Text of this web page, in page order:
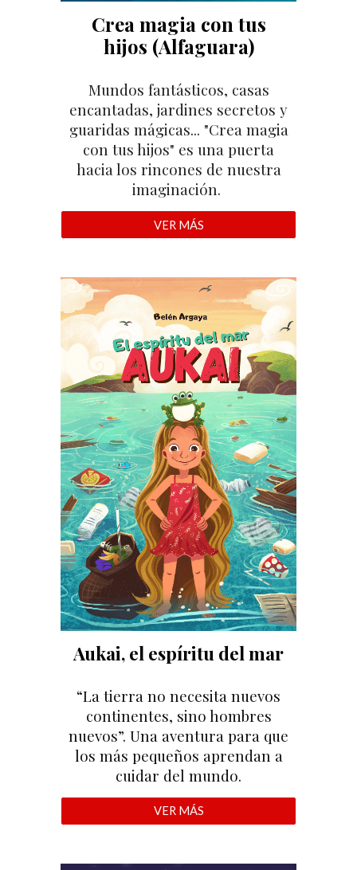
Crea magia con tus
hijos (Alfaguara)
Mundos fantásticos, casas
encantadas, jardines secretos y
guaridas mágicas... "Crea magia
con tus hijos" es una puerta
hacia los rincones de nuestra
imaginación.
VER MÁS
Aukai, el espíritu del mar
“La tierra no necesita nuevos
continentes, sino hombres
nuevos”. Una aventura para que
los más pequeños aprendan a
cuidar del mundo.
VER MÁS